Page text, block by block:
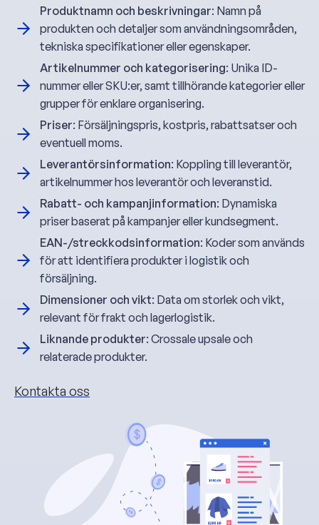
Produktnamn och beskrivningar: Namn på
produkten och detaljer som användningsområden,
tekniska specifikationer eller egenskaper.
Artikelnummer och kategorisering: Unika ID-
nummer eller SKU:er, samt tillhörande kategorier eller
grupper för enklare organisering.
Priser: Försäljningspris, kostpris, rabattsatser och
eventuell moms.
Leverantörsinformation: Koppling till leverantör,
artikelnummer hos leverantör och leveranstid.
Rabatt- och kampanjinformation: Dynamiska
priser baserat på kampanjer eller kundsegment.
EAN-/streckkodsinformation: Koder som används
för att identifiera produkter i logistik och
försäljning.
Dimensioner och vikt: Data om storlek och vikt,
relevant för frakt och lagerlogistik.
Liknande produkter: Crossale upsale och
relaterade produkter.
Kontakta oss